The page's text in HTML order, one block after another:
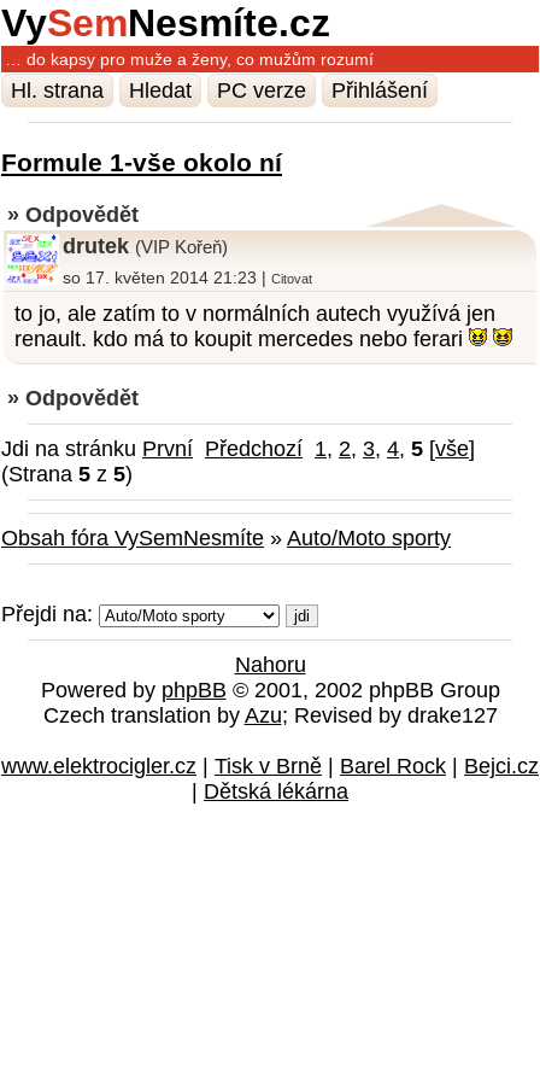
VySemNesmíte.cz
… do kapsy pro muže a ženy, co mužům rozumí
Hl. strana Hledat PC verze Přihlášení
Formule 1-vše okolo ní
» Odpovědět
drutek (VIP Kořeň)
so 17. květen 2014 21:23 |Citovat
to jo, ale zatím to v normálních autech využívá jen
renault. kdo má to koupit mercedes nebo ferari
» Odpovědět
Jdi na stránku První Předchozí 1, 2, 3, 4, 5 [vše]
(Strana 5 z 5)
Obsah fóra VySemNesmíte » Auto/Moto sporty
Přejdi na:
Nahoru
Powered by phpBB © 2001, 2002 phpBB Group
Czech translation by Azu; Revised by drake127
www.elektrocigler.cz | Tisk v Brně | Barel Rock | Bejci.cz
| Dětská lékárna